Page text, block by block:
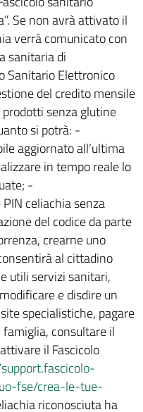
Se non avrà attivato il
verrà comunicato con
sanitaria di
Sanitario Elettronico
del credito mensile
senza glutine
si potrà: -
aggiornato all’ultima
in tempo reale lo
-
celiachia senza
del codice da parte
crearne uno
al cittadino
utili servizi sanitari,
e disdire un
specialistiche, pagare
consultare il
il Fascicolo
fse/crea-le-tue-
riconosciuta ha